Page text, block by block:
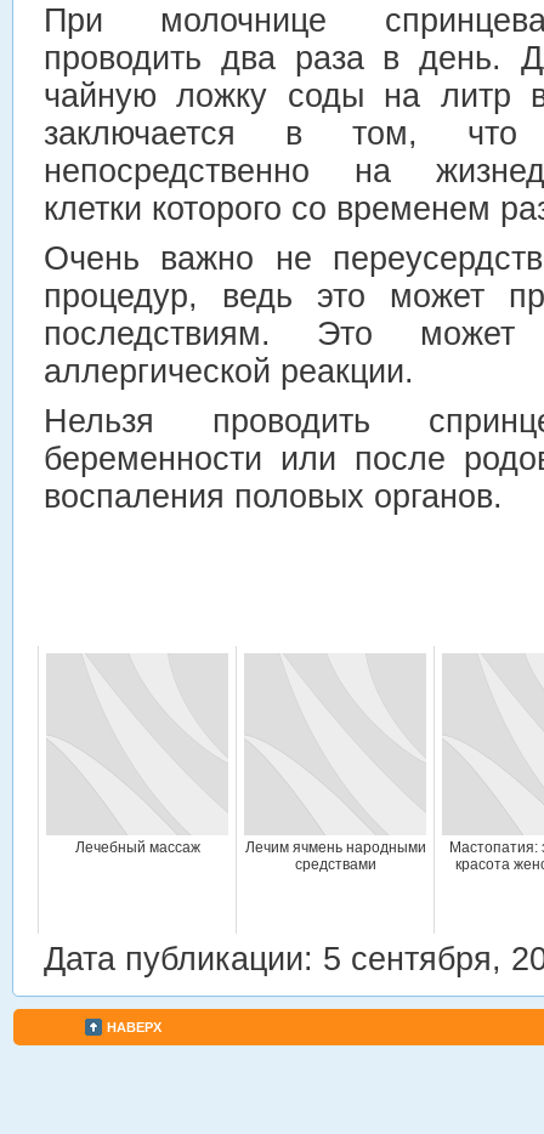
При молочнице
проводить два раза в день.
чайную ложку соды на литр
заключается в том, что
непосредственно на
клетки которого со временем
Очень важно не
процедур, ведь это может
последствиям. Это может
аллергической реакции.
Нельзя проводить
беременности или после
воспаления половых органов.
Лечебный массаж
Лечим ячмень народными
средствами
Мастопатия:
красота
Дата публикации: 5 сентября,
НАВЕРХ